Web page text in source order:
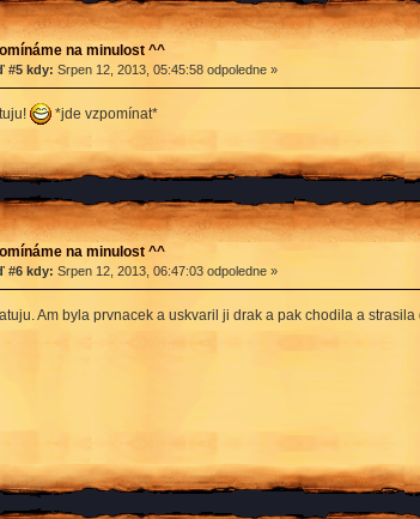
na minulost ^^
#5 kdy: Srpen 12, 2013, 05:45:58 odpoledne »
*jde vzpomínat*
na minulost ^^
#6 kdy: Srpen 12, 2013, 06:47:03 odpoledne »
Am byla prvnacek a uskvaril ji drak a pak chodila a strasila